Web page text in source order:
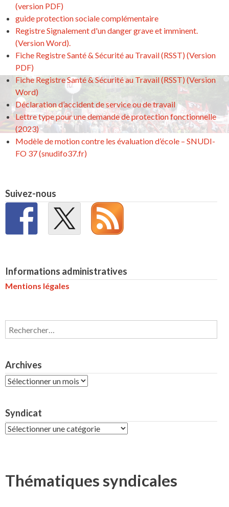
(version PDF)
guide protection sociale complémentaire
Registre Signalement d'un danger grave et imminent.
(Version Word).
Fiche Registre Santé & Sécurité au Travail (RSST) (Version
PDF)
Fiche Registre Santé & Sécurité au Travail (RSST) (Version
Word)
Déclaration d’accident de service ou de travail
Lettre type pour une demande de protection fonctionnelle
(2023)
Modèle de motion contre les évaluation d’école – SNUDI-
FO 37 (snudifo37.fr)
Suivez-nous
Informations administratives
Mentions légales
Rechercher :
Archives
Archives
Syndicat
Syndicat
Thématiques syndicales